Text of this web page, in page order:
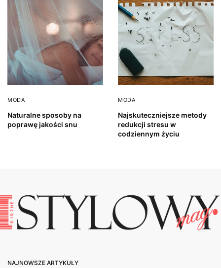
MODA
Naturalne sposoby na
poprawę jakości snu
MODA
Najskuteczniejsze metody
redukcji stresu w
codziennym życiu
NAJNOWSZE ARTYKUŁY